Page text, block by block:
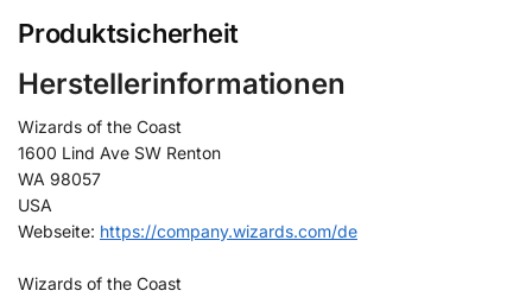
Produktsicherheit
Herstellerinformationen
Wizards of the Coast
1600 Lind Ave SW Renton
WA 98057
USA
Webseite: https://company.wizards.com/de
Wizards of the Coast